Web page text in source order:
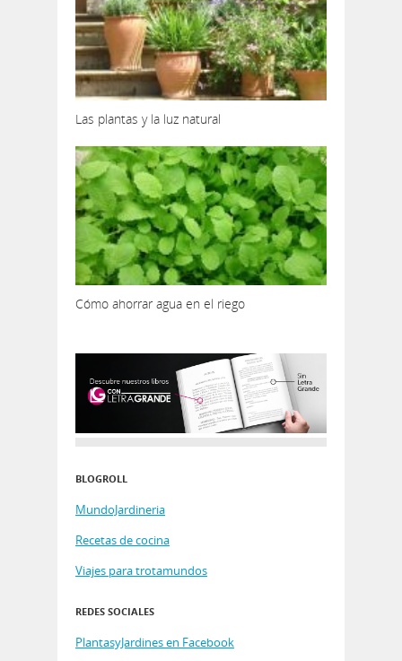
Las plantas y la luz natural
Cómo ahorrar agua en el riego
BLOGROLL
MundoJardineria
Recetas de cocina
Viajes para trotamundos
REDES SOCIALES
PlantasyJardines en Facebook